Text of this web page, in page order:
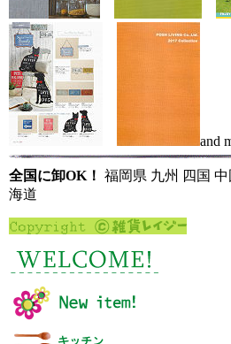
and
全国に卸OK！ 福岡県 九州 四国
海道